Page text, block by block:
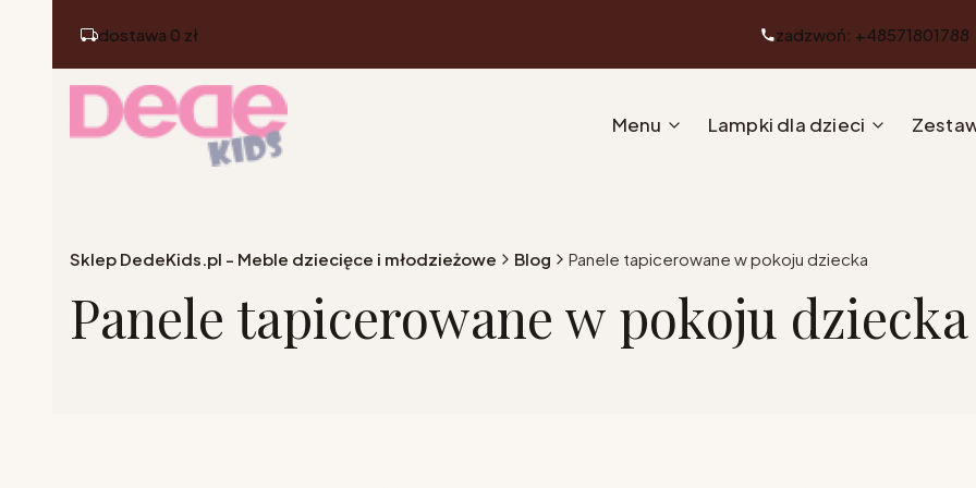
dostawa 0 zł zadzwoń: +48571801788
Menu Lampki dla dzieci
Sklep DedeKids.pl - Meble dziecięce i młodzieżowe Blog Panele tapicerowane w pokoju dziecka
Panele tapicerowane w pokoju dziecka